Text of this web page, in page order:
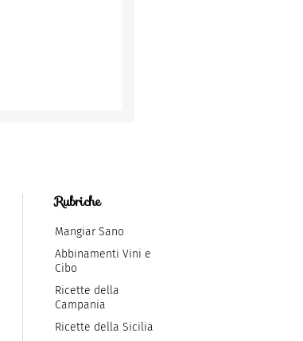
Rubriche
Mangiar Sano
Abbinamenti Vini e
Cibo
Ricette della
Campania
Ricette della Sicilia